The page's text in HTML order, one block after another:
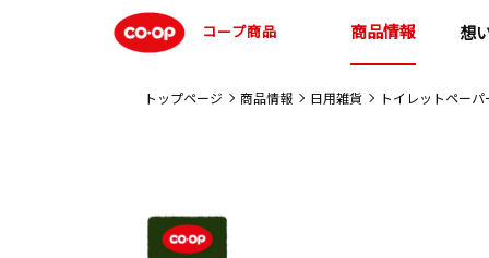
コープ商品 商品情報 想
トップページ 商品情報 日用雑貨 トイレットペーパ